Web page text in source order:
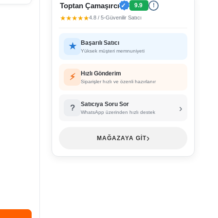
Toptan Çamaşırcı ✓ 9.9 !
★★★★★4.8 / 5•Güvenilir Satıcı
★ Başarılı Satıcı
Yüksek müşteri memnuniyeti
⚡ Hızlı Gönderim
Siparişler hızlı ve özenli hazırlanır
? Satıcıya Soru Sor
WhatsApp üzerinden hızlı destek ›
MAĞAZAYA GİT›